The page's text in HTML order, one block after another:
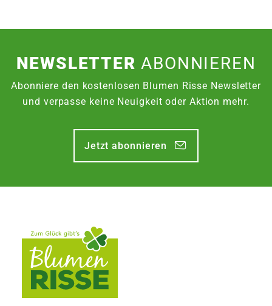
NEWSLETTERABONNIEREN
Abonniere den kostenlosen Blumen Risse Newsletter
und verpasse keine Neuigkeit oder Aktion mehr.
Jetzt abonnieren